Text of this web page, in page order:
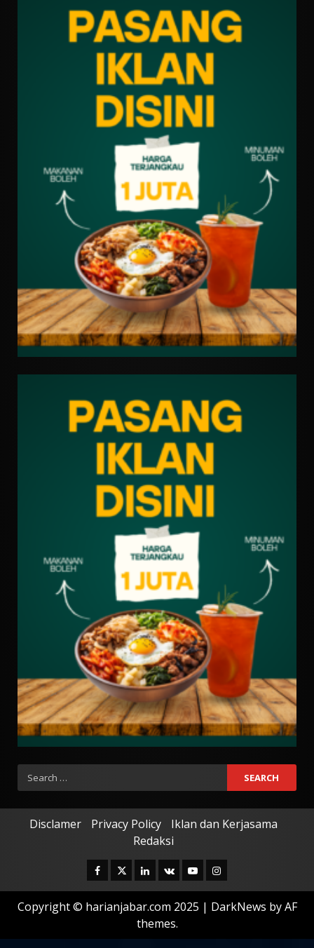
Search
for:
Disclamer Privacy Policy
Iklan dan Kerjasama
Redaksi
Facebook
TwitterLinkedin
VK YoutubeInstagram
Copyright © harianjabar.com 2025 | DarkNews by AF
themes.